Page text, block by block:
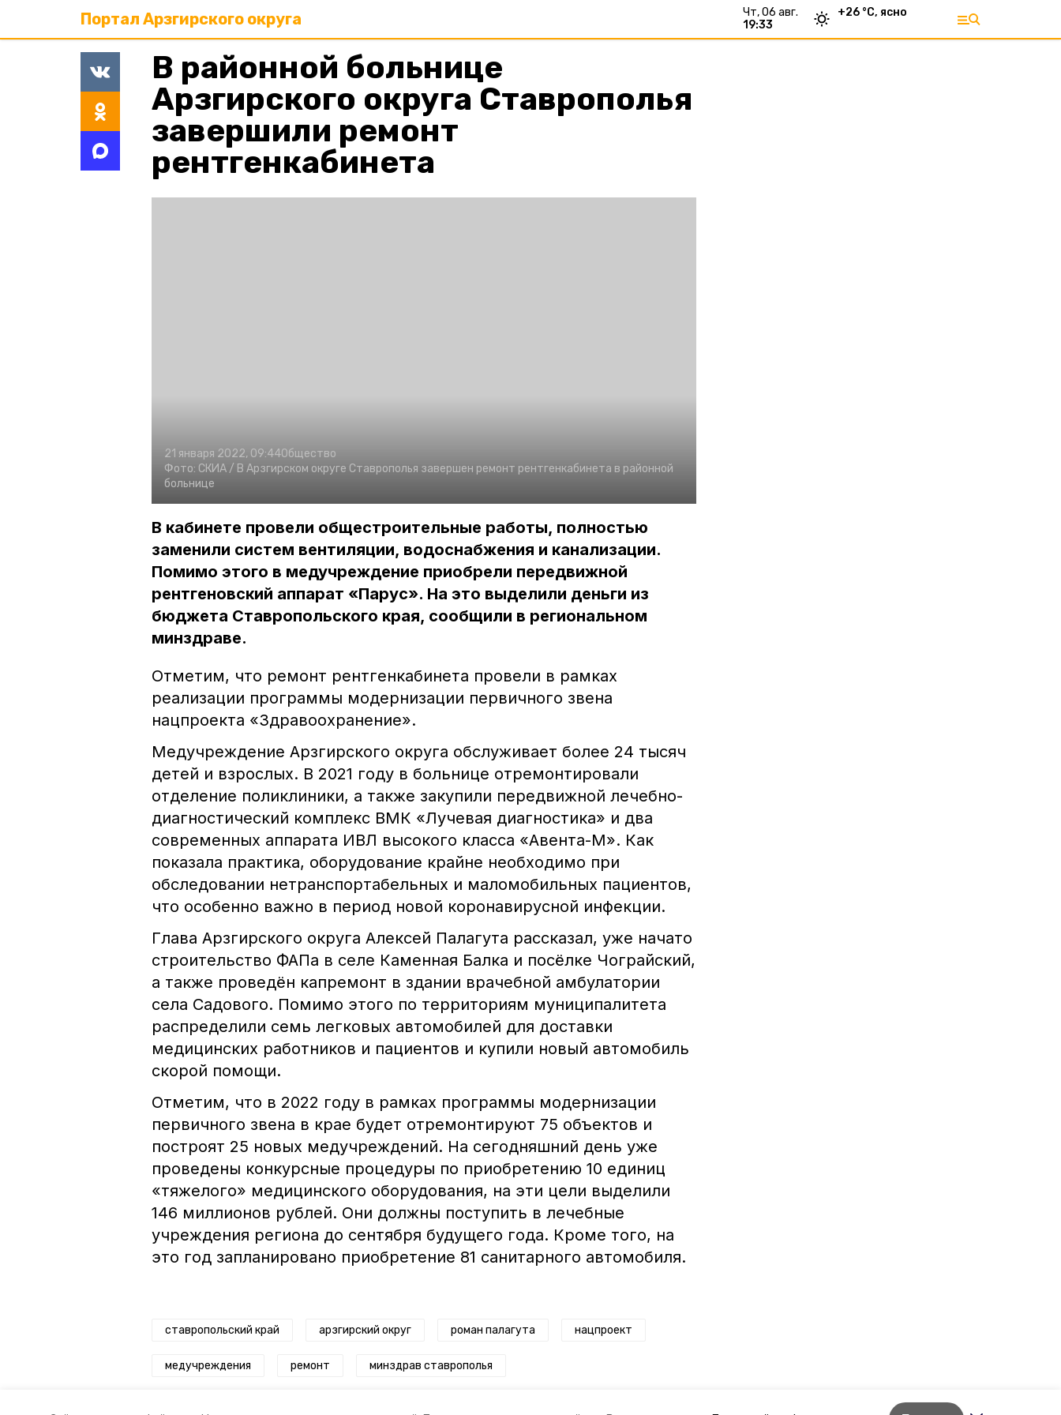
Портал Арзгирского округа
чт, 06 авг.
19:33
+26 °С, ясно
В районной больнице
Арзгирского округа Ставрополья
завершили ремонт
рентгенкабинета
21 января 2022, 09:44Общество
Фото: СКИА / В Арзгирском округе Ставрополья завершен ремонт рентгенкабинета в районной
больнице
В кабинете провели общестроительные работы, полностью
заменили систем вентиляции, водоснабжения и канализации.
Помимо этого в медучреждение приобрели передвижной
рентгеновский аппарат «Парус». На это выделили деньги из
бюджета Ставропольского края, сообщили в региональном
минздраве.
Отметим, что ремонт рентгенкабинета провели в рамках
реализации программы модернизации первичного звена
нацпроекта «Здравоохранение».
Медучреждение Арзгирского округа обслуживает более 24 тысяч
детей и взрослых. В 2021 году в больнице отремонтировали
отделение поликлиники, а также закупили передвижной лечебно-
диагностический комплекс ВМК «Лучевая диагностика» и два
современных аппарата ИВЛ высокого класса «Авента-М». Как
показала практика, оборудование крайне необходимо при
обследовании нетранспортабельных и маломобильных пациентов,
что особенно важно в период новой коронавирусной инфекции.
Глава Арзгирского округа Алексей Палагута рассказал, уже начато
строительство ФАПа в селе Каменная Балка и посёлке Чограйский,
а также проведён капремонт в здании врачебной амбулатории
села Садового. Помимо этого по территориям муниципалитета
распределили семь легковых автомобилей для доставки
медицинских работников и пациентов и купили новый автомобиль
скорой помощи.
Отметим, что в 2022 году в рамках программы модернизации
первичного звена в крае будет отремонтируют 75 объектов и
построят 25 новых медучреждений. На сегодняшний день уже
проведены конкурсные процедуры по приобретению 10 единиц
«тяжелого» медицинского оборудования, на эти цели выделили
146 миллионов рублей. Они должны поступить в лечебные
учреждения региона до сентября будущего года. Кроме того, на
это год запланировано приобретение 81 санитарного автомобиля.
ставропольский край арзгирский округ роман палагута нацпроект
медучреждения ремонт минздрав ставрополья